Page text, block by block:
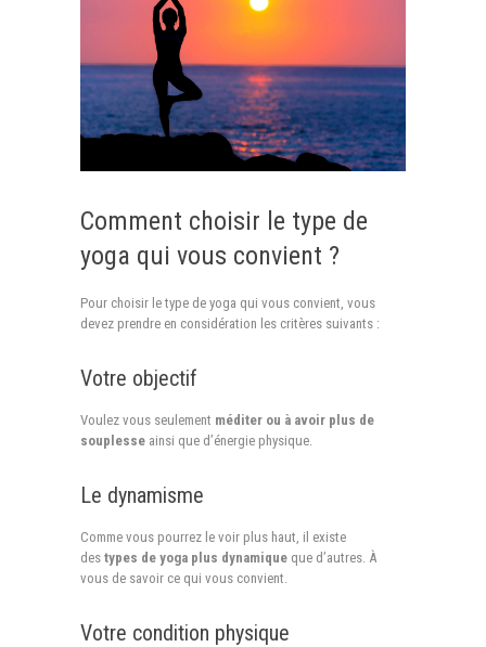
Comment choisir le type de
yoga qui vous convient ?
Pour choisir le type de yoga qui vous convient, vous
devez prendre en considération les critères suivants :
Votre objectif
Voulez vous seulement méditer ou à avoir plus de
souplesse ainsi que d’énergie physique.
Le dynamisme
Comme vous pourrez le voir plus haut, il existe
des types de yoga plus dynamique que d’autres. À
vous de savoir ce qui vous convient.
Votre condition physique